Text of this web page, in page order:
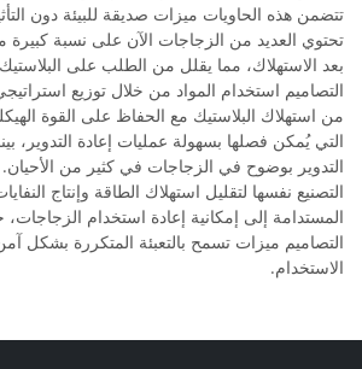
تتضمن هذه الحاويات ميزات صديقة للبيئة دون
تحتوي العديد من الزجاجات الآن على نسبة كبيرة
بعد الاستهلاك، مما يقلل من الطلب على
التصاميم استخدام المواد من خلال توزيع
من استهلاك البلاستيك مع الحفاظ على القوة
التي يُمكن فصلها بسهولة عمليات إعادة التدوير،
التدوير بوضوح في الزجاجات في كثير من
التصنيع نفسها لتقليل استهلاك الطاقة وإنتاج
المستدامة إلى إمكانية إعادة استخدام
التصاميم ميزات تسمح بالتعبئة المتكررة بشكل
الاستخدام.